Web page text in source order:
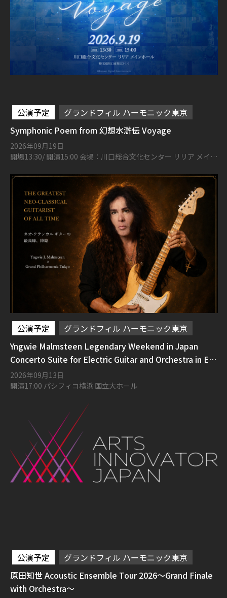
公演予定
グランドフィル ハーモニック東京
Symphonic Poem from 幻想水滸伝 Voyage
2026年09月19日
開場13:30/ 開演15:00 会場：川口総合文化センター リリア メイン
公演予定
グランドフィル ハーモニック東京
Yngwie Malmsteen Legendary Weekend in Japan
Concerto Suite for Electric Guitar and Orchestra in E
Flat Minor Opus 1
2026年09月13日
開演17:00 パシフィコ横浜 国立大ホール
公演予定
グランドフィル ハーモニック東京
原田知世 Acoustic Ensemble Tour 2026〜Grand Finale
with Orchestra〜